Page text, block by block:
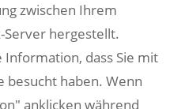
zwischen Ihrem
Server hergestellt.
Information, dass Sie mit
besucht haben. Wenn
anklicken während